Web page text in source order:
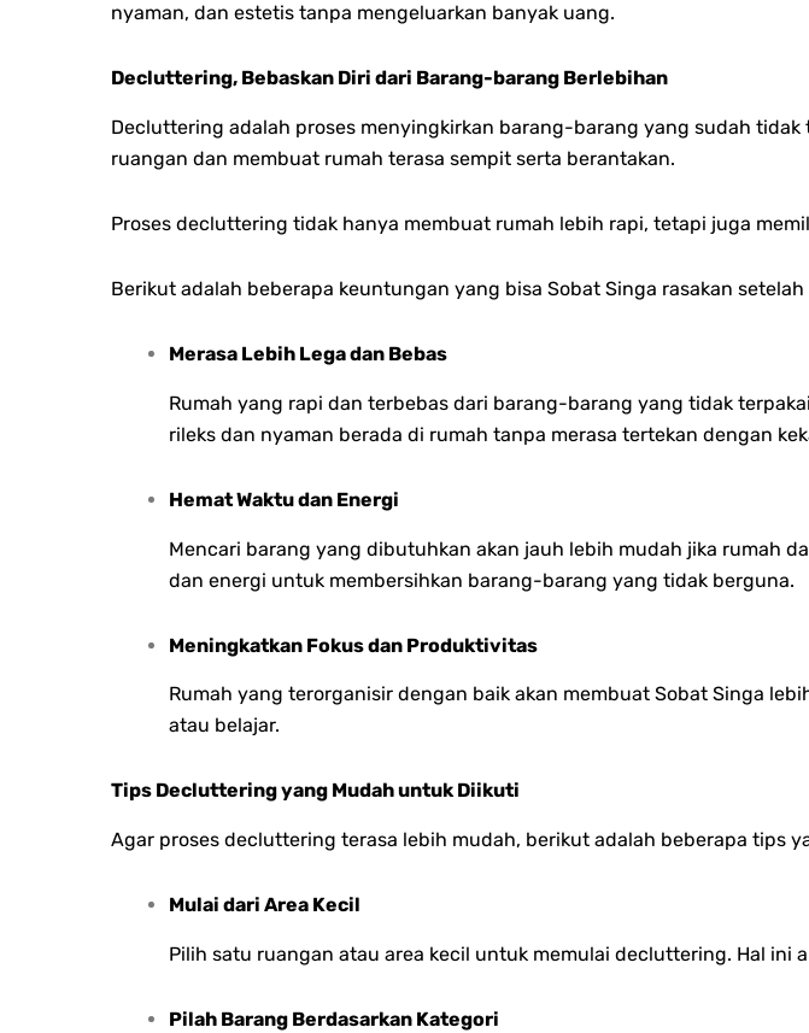
nyaman, dan estetis tanpa mengeluarkan banyak uang.
Decluttering, Bebaskan Diri dari Barang-barang Berlebihan
Decluttering adalah proses menyingkirkan barang-barang yang sudah
ruangan dan membuat rumah terasa sempit serta berantakan.
Proses decluttering tidak hanya membuat rumah lebih rapi, tetapi juga
Berikut adalah beberapa keuntungan yang bisa Sobat Singa rasakan
Merasa Lebih Lega dan Bebas
Rumah yang rapi dan terbebas dari barang-barang yang tidak
rileks dan nyaman berada di rumah tanpa merasa tertekan dengan
Hemat Waktu dan Energi
Mencari barang yang dibutuhkan akan jauh lebih mudah jika rumah
dan energi untuk membersihkan barang-barang yang tidak berguna.
Meningkatkan Fokus dan Produktivitas
Rumah yang terorganisir dengan baik akan membuat Sobat Singa
atau belajar.
Tips Decluttering yang Mudah untuk Diikuti
Agar proses decluttering terasa lebih mudah, berikut adalah beberapa tips
Mulai dari Area Kecil
Pilih satu ruangan atau area kecil untuk memulai decluttering. Hal ini
Pilah Barang Berdasarkan Kategori